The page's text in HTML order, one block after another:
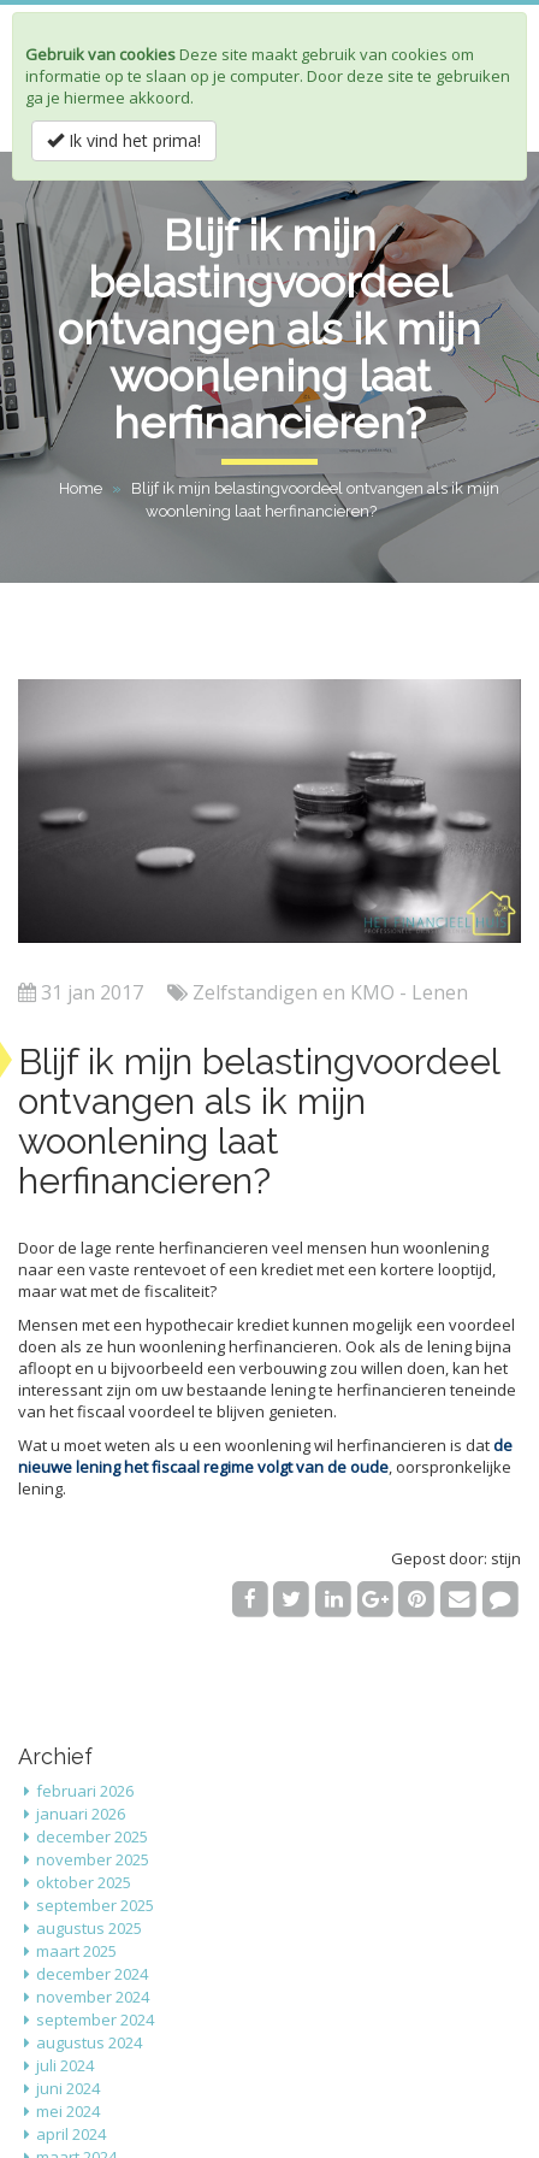
Toggle
Blijf ik mijn
belastingvoordeel
ontvangen als ik mijn
woonlening laat
herfinancieren?
Home »
Blijf ik mijn belastingvoordeel ontvangen als ik mijn
woonlening laat herfinancieren?
31 jan 2017 Zelfstandigen en KMO - Lenen
Blijf ik mijn belastingvoordeel
ontvangen als ik mijn
woonlening laat
herfinancieren?
Door de lage rente herfinancieren veel mensen hun woonlening
naar een vaste rentevoet of een krediet met een kortere looptijd,
maar wat met de fiscaliteit?
Mensen met een hypothecair krediet kunnen mogelijk een voordeel
doen als ze hun woonlening herfinancieren. Ook als de lening bijna
afloopt en u bijvoorbeeld een verbouwing zou willen doen, kan het
interessant zijn om uw bestaande lening te herfinancieren teneinde
van het fiscaal voordeel te blijven genieten.
Wat u moet weten als u een woonlening wil herfinancieren is datde
nieuwe lening het fiscaal regime volgt van de oude , oorspronkelijke
lening.
Gepost door: stijn
Archief
februari 2026
januari 2026
december 2025
november 2025
oktober 2025
september 2025
augustus 2025
maart 2025
december 2024
november 2024
september 2024
augustus 2024
juli 2024
juni 2024
mei 2024
april 2024
Gebruik van cookiesDeze site maakt gebruik van cookies om
informatie op te slaan op je computer. Door deze site te gebruiken
ga je hiermee akkoord.
Ik vind het prima!